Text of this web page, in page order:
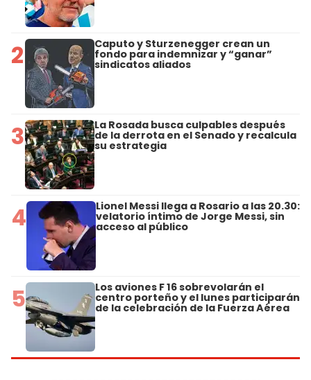
2 Caputo y Sturzenegger crean un
fondo para indemnizar y “ganar”
sindicatos aliados
3 La Rosada busca culpables después
de la derrota en el Senado y recalcula
su estrategia
4 Lionel Messi llega a Rosario a las 20.30:
velatorio íntimo de Jorge Messi, sin
acceso al público
5 Los aviones F 16 sobrevolarán el
centro porteño y el lunes participarán
de la celebración de la Fuerza Aérea